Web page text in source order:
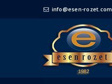
info@esen-rozet.com